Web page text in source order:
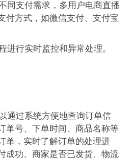
同支付需求，多用户电商直播
付方式，如微信支付、支付宝
进行实时监控和异常处理。
通过系统方便地查询订单信
单号、下单时间、商品名称等
单，实时了解订单的处理进
成功、商家是否已发货、物流